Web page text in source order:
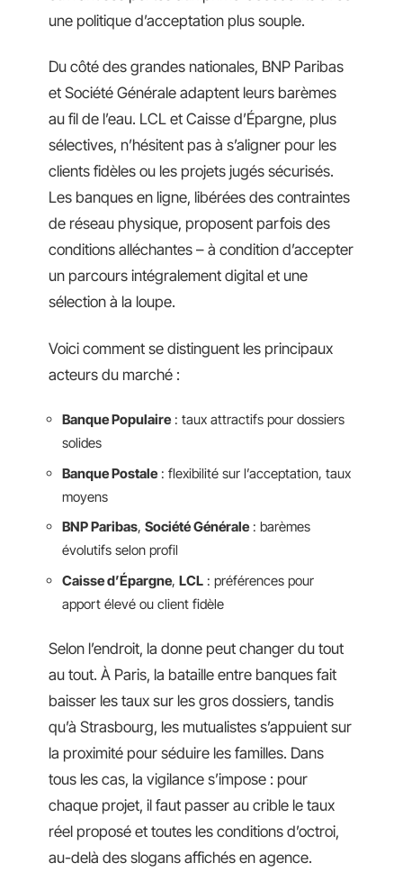
une politique d’acceptation plus souple.
Du côté des grandes nationales, BNP Paribas
et Société Générale adaptent leurs barèmes
au fil de l’eau. LCL et Caisse d’Épargne, plus
sélectives, n’hésitent pas à s’aligner pour les
clients fidèles ou les projets jugés sécurisés.
Les banques en ligne, libérées des contraintes
de réseau physique, proposent parfois des
conditions alléchantes – à condition d’accepter
un parcours intégralement digital et une
sélection à la loupe.
Voici comment se distinguent les principaux
acteurs du marché :
Banque Populaire : taux attractifs pour dossiers
solides
Banque Postale : flexibilité sur l’acceptation, taux
moyens
BNP Paribas, Société Générale : barèmes
évolutifs selon profil
Caisse d’Épargne, LCL : préférences pour
apport élevé ou client fidèle
Selon l’endroit, la donne peut changer du tout
au tout. À Paris, la bataille entre banques fait
baisser les taux sur les gros dossiers, tandis
qu’à Strasbourg, les mutualistes s’appuient sur
la proximité pour séduire les familles. Dans
tous les cas, la vigilance s’impose : pour
chaque projet, il faut passer au crible le taux
réel proposé et toutes les conditions d’octroi,
au-delà des slogans affichés en agence.